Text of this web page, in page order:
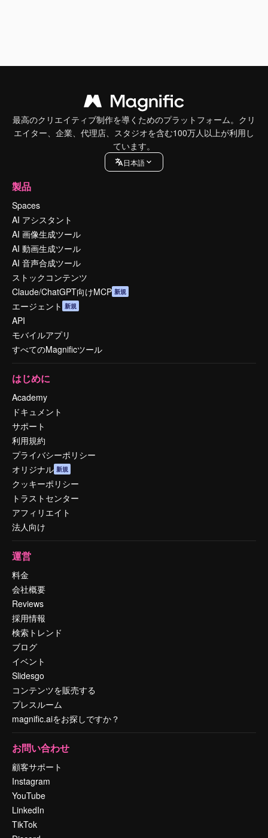
最高のクリエイティブ制作を導くためのプラットフォーム。クリ
エイター、企業、代理店、スタジオを含む100万人以上が利用し
ています。
日本語
製品
Spaces
AI アシスタント
AI 画像生成ツール
AI 動画生成ツール
AI 音声合成ツール
ストックコンテンツ
Claude/ChatGPT向けMCP 新規
エージェント 新規
API
モバイルアプリ
すべてのMagnificツール
はじめに
Academy
ドキュメント
サポート
利用規約
プライバシーポリシー
オリジナル 新規
クッキーポリシー
トラストセンター
アフィリエイト
法人向け
運営
料金
会社概要
Reviews
採用情報
検索トレンド
ブログ
イベント
Slidesgo
コンテンツを販売する
プレスルーム
magnific.aiをお探しですか？
お問い合わせ
顧客サポート
Instagram
YouTube
LinkedIn
TikTok